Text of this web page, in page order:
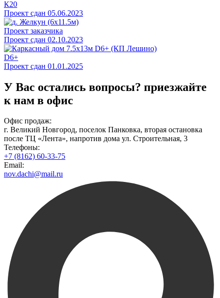
К20
Проект сдан 05.06.2023
Проект заказчика
Проект сдан 02.10.2023
D6+
Проект сдан 01.01.2025
У Вас остались вопросы? приезжайте
к нам в офис
Офис продаж:
г. Великий Новгород, поселок Панковка, вторая остановка
после ТЦ «Лента», напротив дома ул. Строительная, 3
Телефоны:
+7 (8162) 60-33-75
Email:
nov.dachi@mail.ru